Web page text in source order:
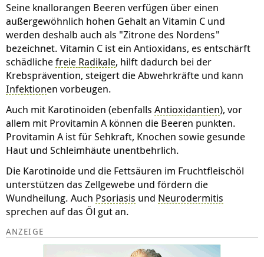
Seine knallorangen Beeren verfügen über einen
außergewöhnlich hohen Gehalt an Vitamin C und
werden deshalb auch als "Zitrone des Nordens"
bezeichnet. Vitamin C ist ein Antioxidans, es entschärft
schädlichefreie Radikale, hilft dadurch bei der
Krebsprävention, steigert die Abwehrkräfte und kann
Infektionen vorbeugen.
Auch mit Karotinoiden (ebenfalls Antioxidantien), vor
allem mit Provitamin A können die Beeren punkten.
Provitamin A ist für Sehkraft, Knochen sowie gesunde
Haut und Schleimhäute unentbehrlich.
Die Karotinoide und die Fettsäuren im Fruchtfleischöl
unterstützen das Zellgewebe und fördern die
Wundheilung. Auch Psoriasis und Neurodermitis
sprechen auf das Öl gut an.